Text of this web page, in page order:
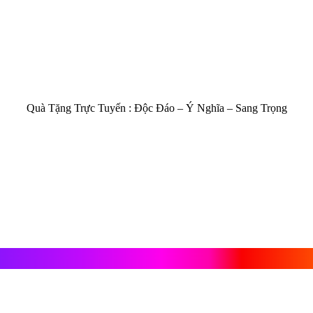
Quà Tặng Trực Tuyến : Độc Đáo – Ý Nghĩa – Sang Trọng